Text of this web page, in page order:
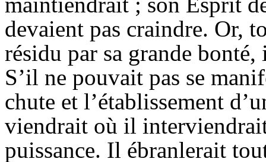
devaient pas craindre. Or,
résidu par sa grande
S’il ne pouvait pas se
chute et l’établissement
viendrait où il
puissance. Il ébranlerait